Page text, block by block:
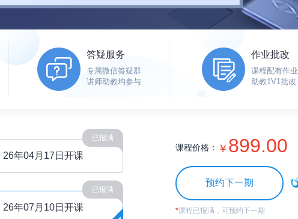
答疑服务
专属微信答疑群
讲师助教均参与
作业批改
课程配有作业
助教1V1批改
26年04月17日开课
已报满
26年07月10日开课
已报满
课程价格： ￥ 899.00
预约下一期
*课程已报满，可预约下一期